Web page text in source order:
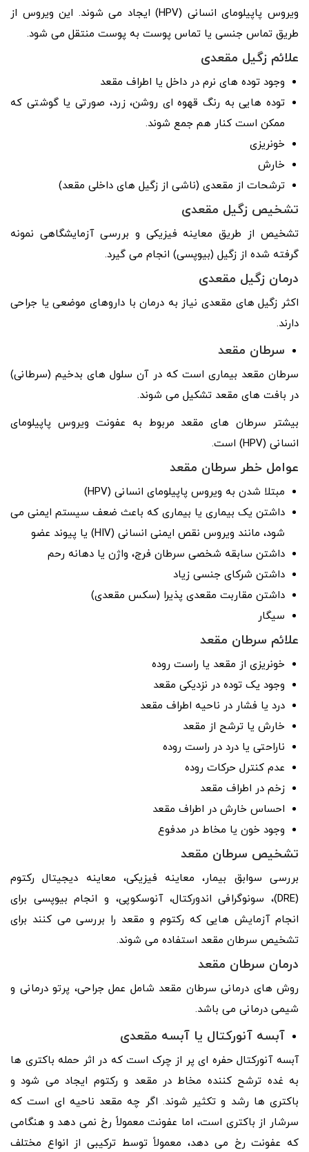
ویروس پاپیلومای انسانی (HPV) ایجاد می شوند. این ویروس از
طریق تماس جنسی یا تماس پوست به پوست منتقل می شود.
علائم زگیل مقعدی
وجود توده های نرم در داخل یا اطراف مقعد
توده هایی به رنگ قهوه ای روشن، زرد، صورتی یا گوشتی که
ممکن است کنار هم جمع شوند.
خونریزی
خارش
ترشحات از مقعدی (ناشی از زگیل های داخلی مقعد)
تشخیص زگیل مقعدی
تشخیص از طریق معاینه فیزیکی و بررسی آزمایشگاهی نمونه
گرفته شده از زگیل (بیوپسی) انجام می گیرد.
درمان زگیل مقعدی
اکثر زگیل ‌های مقعدی نیاز به درمان با داروهای موضعی یا جراحی
دارند.
سرطان مقعد
سرطان مقعد بیماری است که در آن سلول های بدخیم (سرطانی)
در بافت های مقعد تشکیل می شوند.
بیشتر سرطان های مقعد مربوط به عفونت ویروس پاپیلومای
انسانی (HPV) است.
عوامل خطر سرطان مقعد
مبتلا شدن به ویروس پاپیلومای انسانی (HPV)
داشتن یک بیماری یا بیماری که باعث ضعف سیستم ایمنی می
شود، مانند ویروس نقص ایمنی انسانی (HIV) یا پیوند عضو
داشتن سابقه شخصی سرطان فرج، واژن یا دهانه رحم
داشتن شرکای جنسی زیاد
داشتن مقاربت مقعدی پذیرا (سکس مقعدی)
سیگار
علائم سرطان مقعد
خونریزی از مقعد یا راست روده
وجود یک توده در نزدیکی مقعد
درد یا فشار در ناحیه اطراف مقعد
خارش یا ترشح از مقعد
ناراحتی یا درد در راست روده
عدم کنترل حرکات روده
زخم در اطراف مقعد
احساس خارش در اطراف مقعد
وجود خون یا مخاط در مدفوع
تشخیص سرطان مقعد
بررسی سوابق بیمار، معاینه فیزیکی، معاینه دیجیتال رکتوم
(DRE)، سونوگرافی اندورکتال، آنوسکوپی، و انجام بیوپسی برای
انجام آزمایش هایی که رکتوم و مقعد را بررسی می کنند برای
تشخیص سرطان مقعد استفاده می شوند.
درمان سرطان مقعد
روش های درمانی سرطان مقعد شامل عمل جراحی، پرتو درمانی و
شیمی درمانی می باشد.
آبسه آنورکتال یا آبسه مقعدی
آبسه آنورکتال حفره ای پر از چرک است که در اثر حمله باکتری ها
به غده ترشح کننده مخاط در مقعد و رکتوم ایجاد می شود و
باکتری ها رشد و تکثیر شوند. اگر چه مقعد ناحیه ای است که
سرشار از باکتری است، اما عفونت معمولاً رخ نمی دهد و هنگامی
که عفونت رخ می دهد، معمولاً توسط ترکیبی از انواع مختلف